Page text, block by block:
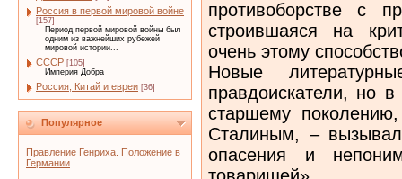
Россия в первой мировой войне
[157]
Период первой мировой войны был
одним из важнейших рубежей
мировой истории...
СССР [105]
Империя Добра
Россия, Китай и евреи [36]
Популярное
Правление Генриха. Положение в
Германии
противоборстве с
строившаяся на
очень этому
Новые
правдоискатели, но
старшему
Сталиным, –
опасения и